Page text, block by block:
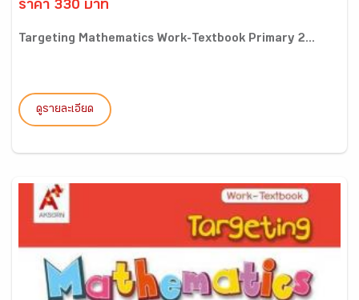
ราคา 330 บาท
Targeting Mathematics Work-Textbook Primary 2...
ดูรายละเอียด